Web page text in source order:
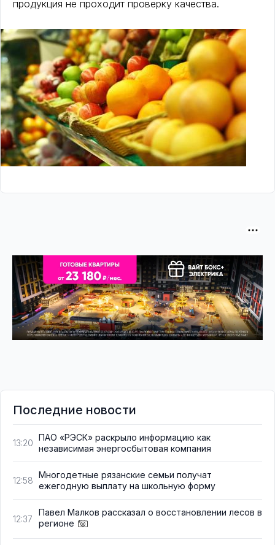
продукция не проходит проверку качества.
Последние новости
13:20
ПАО «РЭСК» раскрыло информацию как
независимая энергосбытовая компания
12:58
Многодетные рязанские семьи получат
ежегодную выплату на школьную форму
12:37
Павел Малков рассказал о восстановлении лесов в
регионе